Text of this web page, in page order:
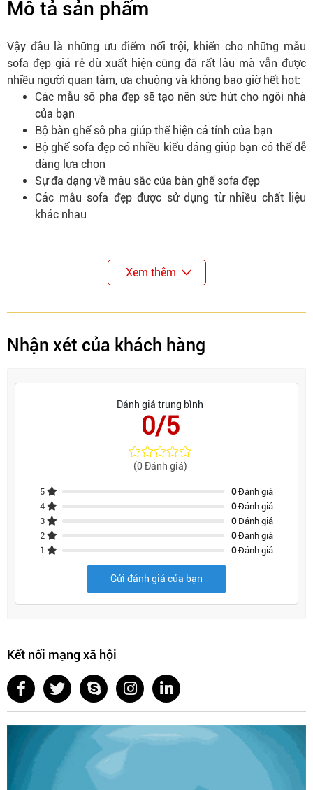
Mô tả sản phẩm
Vậy đâu là những ưu điểm nổi trội, khiến cho những mẫu
sofa đẹp giá rẻ dù xuất hiện cũng đã rất lâu mà vẫn được
nhiều người quan tâm, ưa chuộng và không bao giờ hết hot:
Các mẫu sô pha đẹp sẽ tạo nên sức hút cho ngôi nhà
của bạn
Bộ bàn ghế sô pha giúp thể hiện cá tính của bạn
Bộ ghế sofa đẹp có nhiều kiểu dáng giúp bạn có thể dễ
dàng lựa chọn
Sự đa dạng về màu sắc của bàn ghế sofa đẹp
Các mẫu sofa đẹp được sử dụng từ nhiều chất liệu
khác nhau
Xem thêm
Nhận xét của khách hàng
Đánh giá trung bình
0/5
(0 Đánh giá)
5 0Đánh giá
4
0Đánh giá
3
0Đánh giá
2
0Đánh giá
1
0Đánh giá
Gửi đánh giá của bạn
Kết nối mạng xã hội